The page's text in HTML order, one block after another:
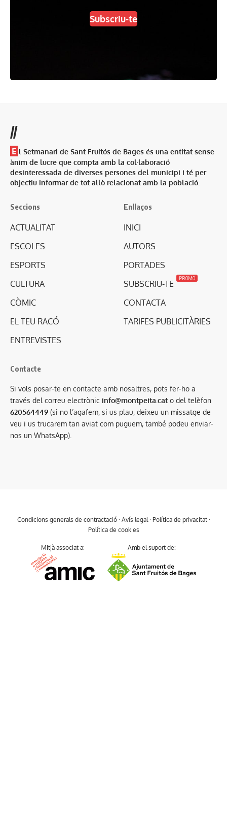
Subscriu-te
//
E l Setmanari de Sant Fruitós de Bages és una entitat sense
ànim de lucre que compta amb la col·laboració
desinteressada de diverses persones del municipi i té per
objectiu informar de tot allò relacionat amb la població.
Seccions
ACTUALITAT
ESCOLES
ESPORTS
CULTURA
CÒMIC
EL TEU RACÓ
ENTREVISTES
Enllaços
INICI
AUTORS
PORTADES
SUBSCRIU-TE
PROMO
CONTACTA
TARIFES PUBLICITÀRIES
Contacte
Si vols posar-te en contacte amb nosaltres, pots fer-ho a
través del correu electrònic info@montpeita.cat o del telèfon
620564449 (si no l’agafem, si us plau, deixeu un missatge de
veu i us trucarem tan aviat com puguem, també podeu enviar-
nos un WhatsApp).
Condicions generals de contractació· Avís legal · Política de privacitat·
Política de cookies
Mitjà associat a: Amb el suport de: